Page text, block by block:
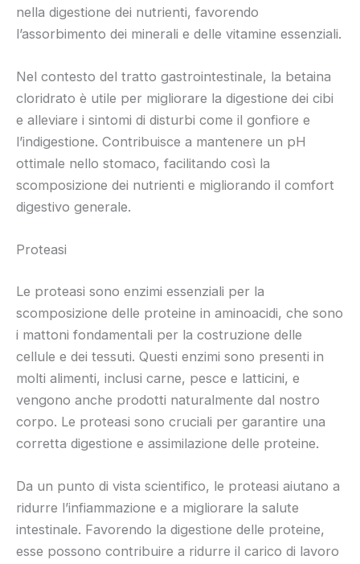
nella digestione dei nutrienti, favorendo
l’assorbimento dei minerali e delle vitamine essenziali.
Nel contesto del tratto gastrointestinale, la betaina
cloridrato è utile per migliorare la digestione dei cibi
e alleviare i sintomi di disturbi come il gonfiore e
l’indigestione. Contribuisce a mantenere un pH
ottimale nello stomaco, facilitando così la
scomposizione dei nutrienti e migliorando il comfort
digestivo generale.
Proteasi
Le proteasi sono enzimi essenziali per la
scomposizione delle proteine in aminoacidi, che sono
i mattoni fondamentali per la costruzione delle
cellule e dei tessuti. Questi enzimi sono presenti in
molti alimenti, inclusi carne, pesce e latticini, e
vengono anche prodotti naturalmente dal nostro
corpo. Le proteasi sono cruciali per garantire una
corretta digestione e assimilazione delle proteine.
Da un punto di vista scientifico, le proteasi aiutano a
ridurre l’infiammazione e a migliorare la salute
intestinale. Favorendo la digestione delle proteine,
esse possono contribuire a ridurre il carico di lavoro